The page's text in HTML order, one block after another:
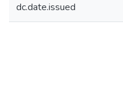
dc.date.issued